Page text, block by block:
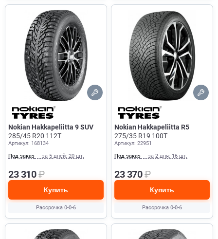
Nokian Hakkapeliitta 9 SUV
285/45 R20 112T
Артикул: 168134
Под заказ — за 5 дней: 20 шт.
23 310₽
Купить
Рассрочка 0-0-6
Nokian Hakkapeliitta R5
275/35 R19 100T
Артикул: 22951
Под заказ — за 2 дня: 16 шт.
23 370₽
Купить
Рассрочка 0-0-6